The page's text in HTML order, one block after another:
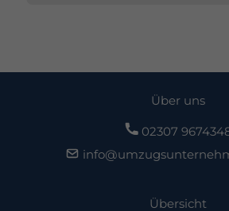
Über uns
02307
Übersicht